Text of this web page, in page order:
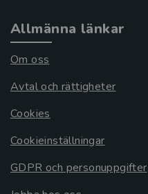
Allmänna länkar
Om oss
Avtal och rättigheter
Cookies
Cookieinställningar
GDPR och personuppgifter